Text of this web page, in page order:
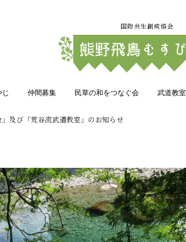
国際共生創成協会
仲間募集 民草の和をつなぐ会 武道教室
」及び「荒谷流武道教室」のお知らせ